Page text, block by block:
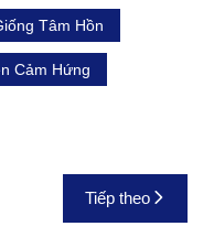
Tâm Hồn
Cảm Hứng
Tiếp theo